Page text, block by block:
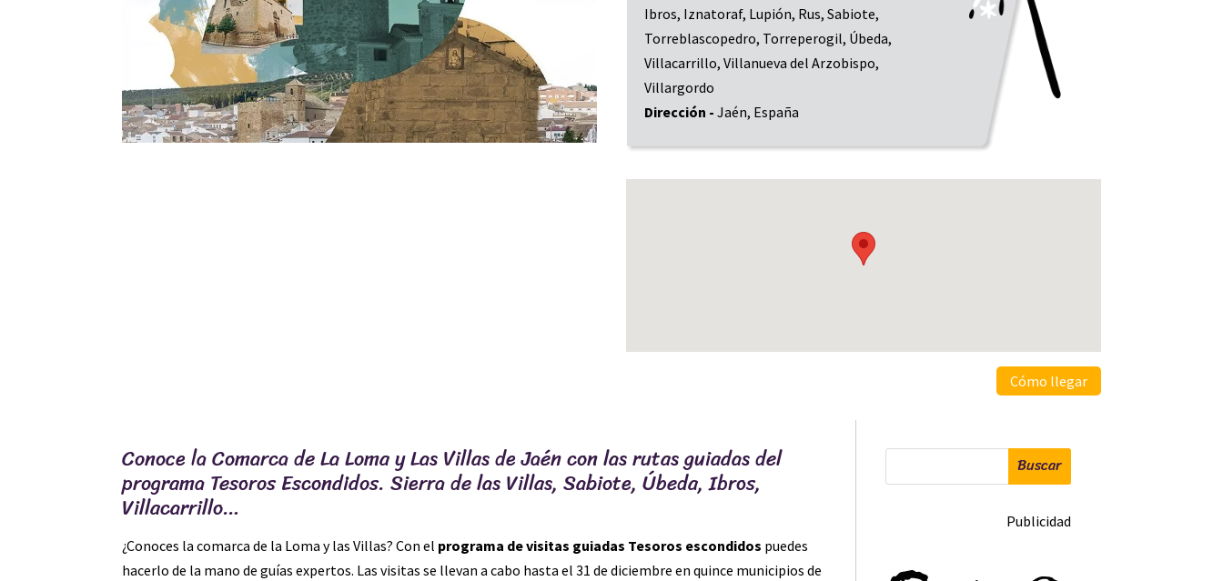
Ibros, Iznatoraf, Lupión, Rus, Sabiote,
Torreblascopedro, Torreperogil, Úbeda,
Villacarrillo, Villanueva del Arzobispo,
Villargordo
Dirección -Jaén, España
Cómo llegar
Conoce la Comarca de La Loma y Las Villas de Jaén con las rutas guiadas del
programa Tesoros Escondidos. Sierra de las Villas, Sabiote, Úbeda, Ibros,
Villacarrillo…
¿Conoces la comarca de la Loma y las Villas? Con el programa de visitas guiadas Tesoros escondidos puedes
hacerlo de la mano de guías expertos. Las visitas se llevan a cabo hasta el 31 de diciembre en quince municipios de
Buscar
Publicidad